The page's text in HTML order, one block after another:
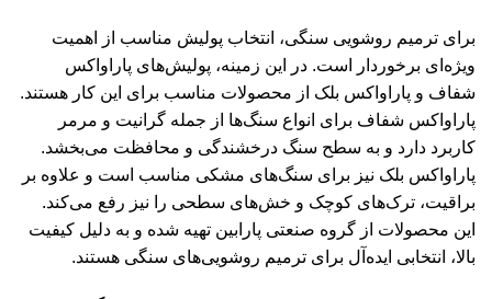
برای ترمیم روشویی سنگی، انتخاب پولیش مناسب از اهمیت
ویژه‌ای برخوردار است. در این زمینه، پولیش‌های پاراواکس
شفاف و پاراواکس بلک از محصولات مناسب برای این کار هستند.
پاراواکس شفاف برای انواع سنگ‌ها از جمله گرانیت و مرمر
کاربرد دارد و به سطح سنگ درخشندگی و محافظت می‌بخشد.
پاراواکس بلک نیز برای سنگ‌های مشکی مناسب است و علاوه بر
براقیت، ترک‌های کوچک و خش‌های سطحی را نیز رفع می‌کند.
این محصولات از گروه صنعتی پارابین تهیه شده و به دلیل کیفیت
بالا، انتخابی ایده‌آل برای ترمیم روشویی‌های سنگی هستند.